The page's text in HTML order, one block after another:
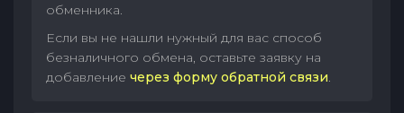
обменника.
Если вы не нашли нужный для вас способ
безналичного обмена, оставьте заявку на
добавление через форму обратной связи.